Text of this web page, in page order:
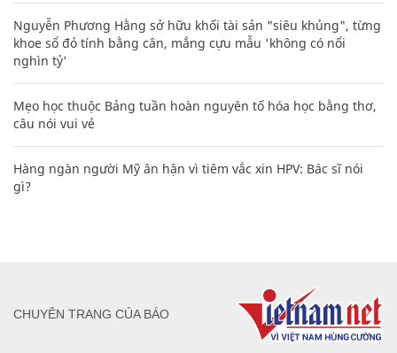
Nguyễn Phương Hằng sở hữu khối tài sản "siêu khủng", từng
khoe sổ đỏ tính bằng cân, mắng cựu mẫu 'không có nổi
nghìn tỷ'
Mẹo học thuộc Bảng tuần hoàn nguyên tố hóa học bằng thơ,
câu nói vui vẻ
Hàng ngàn người Mỹ ân hận vì tiêm vắc xin HPV: Bác sĩ nói
gì?
CHUYÊN TRANG CỦA BÁO